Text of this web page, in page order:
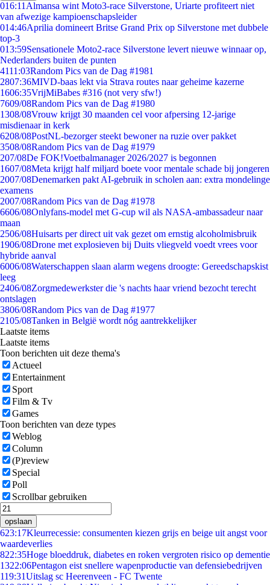
016:11 Almansa wint Moto3-race Silverstone, Uriarte profiteert niet
van afwezige kampioenschapsleider
014:46Aprilia domineert Britse Grand Prix op Silverstone met dubbele
top-3
013:59Sensationele Moto2-race Silverstone levert nieuwe winnaar op,
Nederlanders buiten de punten
4111:03Random Pics van de Dag #1981
2807:36MIVD-baas lekt via Strava routes naar geheime kazerne
1606:35VrijMiBabes #316 (not very sfw!)
7609/08Random Pics van de Dag #1980
1308/08Vrouw krijgt 30 maanden cel voor afpersing 12-jarige
misdienaar in kerk
6208/08PostNL-bezorger steekt bewoner na ruzie over pakket
3508/08Random Pics van de Dag #1979
207/08De FOK!Voetbalmanager 2026/2027 is begonnen
1607/08Meta krijgt half miljard boete voor mentale schade bij jongeren
2007/08Denemarken pakt AI-gebruik in scholen aan: extra mondelinge
examens
2007/08Random Pics van de Dag #1978
6606/08Onlyfans-model met G-cup wil als NASA-ambassadeur naar
maan
2506/08Huisarts per direct uit vak gezet om ernstig alcoholmisbruik
1906/08Drone met explosieven bij Duits vliegveld voedt vrees voor
hybride aanval
6006/08Waterschappen slaan alarm wegens droogte: Gereedschapskist
leeg
2406/08Zorgmedewerkster die 's nachts haar vriend bezocht terecht
ontslagen
3806/08Random Pics van de Dag #1977
2105/08Tanken in België wordt nóg aantrekkelijker
Laatste items
Laatste items
Toon berichten uit deze thema's
Actueel
Entertainment
Sport
Film & Tv
Games
Toon berichten van deze types
Weblog
Column
(P)review
Special
Poll
Scrollbar gebruiken
opslaan
623:17Kleurrecessie: consumenten kiezen grijs en beige uit angst voor
waardeverlies
822:35Hoge bloeddruk, diabetes en roken vergroten risico op dementie
1322:06Pentagon eist snellere wapenproductie van defensiebedrijven
119:31Uitslag sc Heerenveen - FC Twente